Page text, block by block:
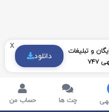
x
و تبلیغات
دانلود
چت ها حساب من